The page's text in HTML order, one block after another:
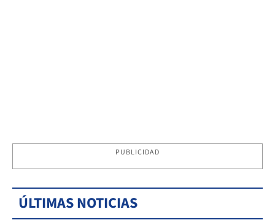
PUBLICIDAD
ÚLTIMAS NOTICIAS